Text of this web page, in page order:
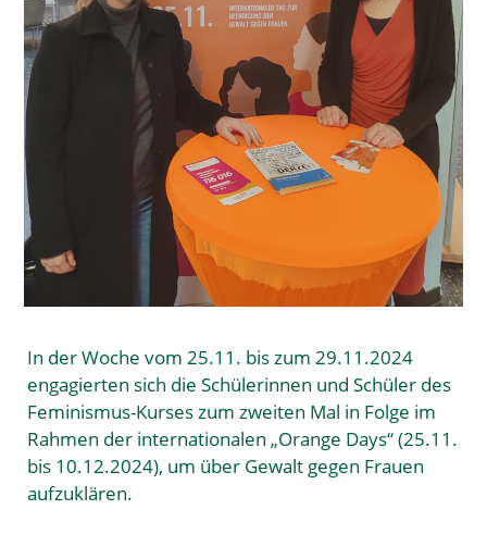
In der Woche vom 25.11. bis zum 29.11.2024
engagierten sich die Schülerinnen und Schüler des
Feminismus-Kurses zum zweiten Mal in Folge im
Rahmen der internationalen „Orange Days“ (25.11.
bis 10.12.2024), um über Gewalt gegen Frauen
aufzuklären.